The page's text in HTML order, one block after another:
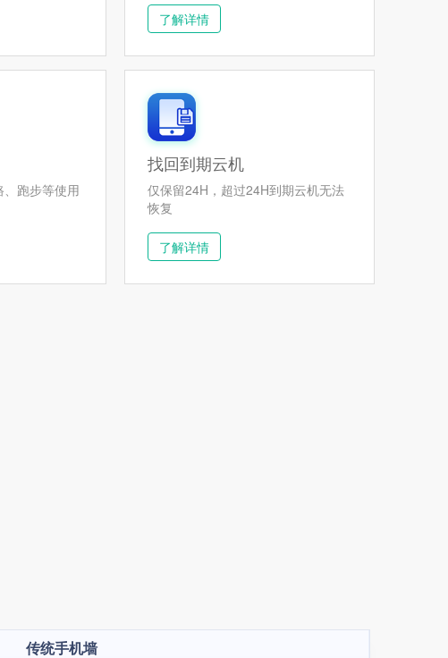
了解详情
跑步等使用
找回到期云机
仅保留24H，超过24H到期云机无法
恢复
了解详情
传统手机墙